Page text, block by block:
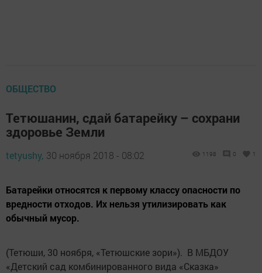
ОБЩЕСТВО
Тетюшанин, сдай батарейку – сохрани
здоровье Земли
tetyushy, 30 ноября 2018 - 08:02 1198 0 1
Батарейки относятся к первому классу опасности по
вредности отходов. Их нельзя утилизировать как
обычный мусор.
(Тетюши, 30 ноября, «Тетюшские зори»). В МБДОУ
«Детский сад комбинированного вида «Сказка»